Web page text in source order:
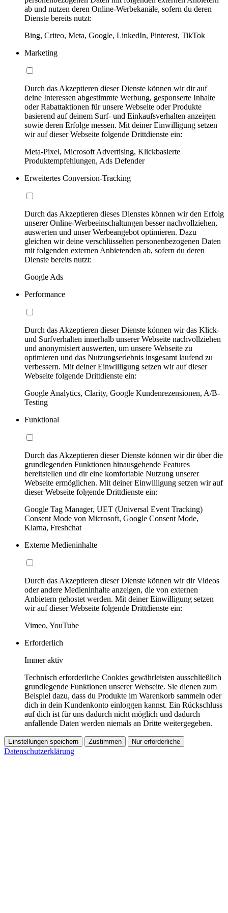
ab und nutzen deren Online-Werbekanäle, sofern du deren
Dienste bereits nutzt:
Bing, Criteo, Meta, Google, LinkedIn, Pinterest, TikTok
Marketing
Durch das Akzeptieren dieser Dienste können wir dir auf
deine Interessen abgestimmte Werbung, gesponserte Inhalte
oder Rabattaktionen für unsere Webseite oder Produkte
basierend auf deinem Surf- und Einkaufsverhalten anzeigen
sowie deren Erfolge messen. Mit deiner Einwilligung setzen
wir auf dieser Webseite folgende Drittdienste ein:
Meta-Pixel, Microsoft Advertising, Klickbasierte
Produktempfehlungen, Ads Defender
Erweitertes Conversion-Tracking
Durch das Akzeptieren dieses Dienstes können wir den Erfolg
unserer Online-Werbeeinschaltungen besser nachvollziehen,
auswerten und unser Werbeangebot optimieren. Dazu
gleichen wir deine verschlüsselten personenbezogenen Daten
mit folgenden externen Anbietenden ab, sofern du deren
Dienste bereits nutzt:
Google Ads
Performance
Durch das Akzeptieren dieser Dienste können wir das Klick-
und Surfverhalten innerhalb unserer Webseite nachvollziehen
und anonymisiert auswerten, um unsere Webseite zu
optimieren und das Nutzungserlebnis insgesamt laufend zu
verbessern. Mit deiner Einwilligung setzen wir auf dieser
Webseite folgende Drittdienste ein:
Google Analytics, Clarity, Google Kundenrezensionen, A/B-
Testing
Funktional
Durch das Akzeptieren dieser Dienste können wir dir über die
grundlegenden Funktionen hinausgehende Features
bereitstellen und dir eine komfortable Nutzung unserer
Webseite ermöglichen. Mit deiner Einwilligung setzen wir auf
dieser Webseite folgende Drittdienste ein:
Google Tag Manager, UET (Universal Event Tracking)
Consent Mode von Microsoft, Google Consent Mode,
Klarna, Freshchat
Externe Medieninhalte
Durch das Akzeptieren dieser Dienste können wir dir Videos
oder andere Medieninhalte anzeigen, die von externen
Anbietern gehostet werden. Mit deiner Einwilligung setzen
wir auf dieser Webseite folgende Drittdienste ein:
Vimeo, YouTube
Erforderlich
Immer aktiv
Technisch erforderliche Cookies gewährleisten ausschließlich
grundlegende Funktionen unserer Webseite. Sie dienen zum
Beispiel dazu, dass du Produkte im Warenkorb sammeln oder
dich in dein Kundenkonto einloggen kannst. Ein Rückschluss
auf dich ist für uns dadurch nicht möglich und dadurch
anfallende Daten werden niemals an Dritte weitergegeben.
Einstellungen speichern Zustimmen Nur erforderliche
Datenschutzerklärung